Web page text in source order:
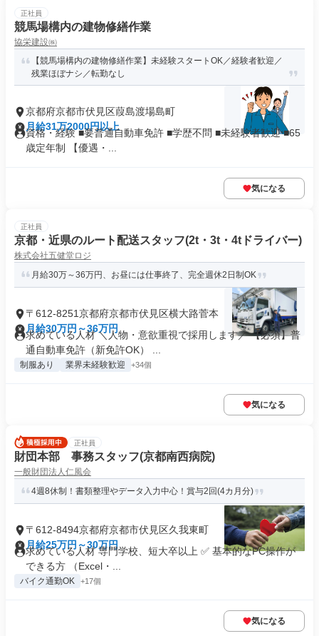
正社員
競馬場構内の建物修繕作業
協栄建設㈱
【競馬場構内の建物修繕作業】未経験スタートOK／経験者歓迎／
残業ほぼナシ／転勤なし
京都府京都市伏見区葭島渡場島町
月給31万2000円以上
資格・経験 ■要普通自動車免許 ■学歴不問 ■未経験者歓迎 ■65
歳定年制 【優遇・...
気になる
正社員
京都・近県のルート配送スタッフ(2t・3t・4tドライバー)
株式会社五健堂ロジ
月給30万～36万円、お昼には仕事終了、完全週休2日制OK
〒612-8251京都府京都市伏見区横大路菅本
月給30万円～36万円
求めている人材 ＼人物・意欲重視で採用します／ 【必須】普
通自動車免許（新免許OK） ...
制服あり 業界未経験歓迎 +34個
気になる
正社員
財団本部 事務スタッフ(京都南西病院)
一般財団法人仁風会
4週8休制！書類整理やデータ入力中心！賞与2回(4カ月分)
〒612-8494京都府京都市伏見区久我東町
月給25万円～30万円
求めている人材 専門学校、短大卒以上 ✅ 基本的なPC操作が
できる方 （Excel・...
バイク通勤OK +17個
気になる